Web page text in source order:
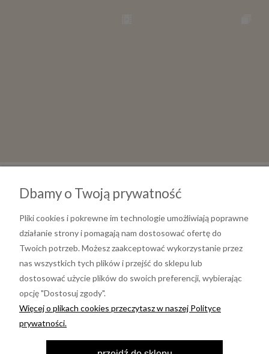
Informacje
Moje konto
Dbamy o Twoją prywatność
Pliki cookies i pokrewne im technologie umożliwiają poprawne
działanie strony i pomagają nam dostosować ofertę do
Twoich potrzeb. Możesz zaakceptować wykorzystanie przez
nas wszystkich tych plików i przejść do sklepu lub
dostosować użycie plików do swoich preferencji, wybierając
opcję "Dostosuj zgody".
Więcej o plikach cookies przeczytasz w naszej Polityce
prywatności.